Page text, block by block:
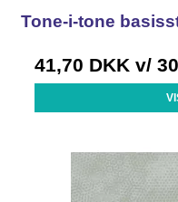
Tone-i-tone
41,70 DKK v/